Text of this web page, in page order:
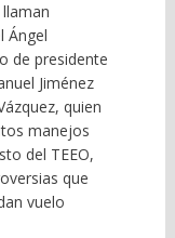
Ángel
de presidente
Jiménez
quien
manejos
del TEEO,
que
vuelo